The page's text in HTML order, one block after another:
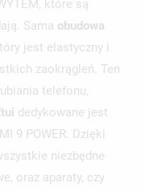
które są
Sama obudowa
jest elastyczny i
zaokrągleń. Ten
telefonu,
dedykowane jest
9 POWER. Dzięki
niezbędne
oraz aparaty, czy